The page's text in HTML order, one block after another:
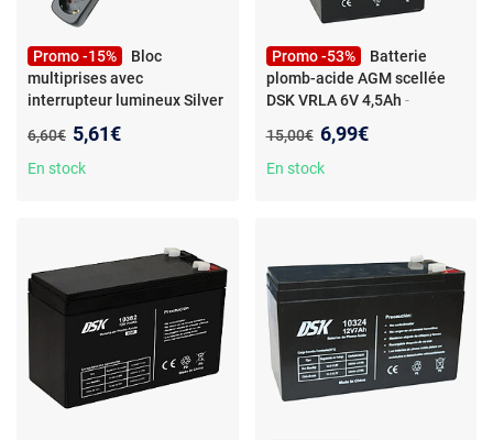
Promo -15%
Bloc
multiprises avec
interrupteur lumineux Silver
Noir
Ancien prix :
6,60€ Nouveau prix :
5,61€
En stock
Promo -53%
Batterie
plomb-acide AGM scellée
DSK VRLA 6V 4,5Ah -
scellée DSK VRLA 6V 4,5Ah -
DSK
Ancien prix :
15,00€ Nouveau prix :
6,99€
En stock